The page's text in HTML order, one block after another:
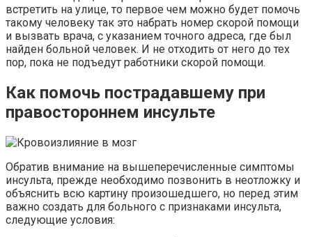
встретить на улице, то первое чем можно будет помочь
такому человеку так это набрать номер скорой помощи
и вызвать врача, с указанием точного адреса, где был
найден больной человек. И не отходить от него до тех
пор, пока не подъедут работники скорой помощи.
Как помочь пострадавшему при
правостороннем инсульте
Обратив внимание на вышеперечисленные симптомы
инсульта, прежде необходимо позвонить в неотложку и
объяснить всю картину произошедшего, но перед этим
важно создать для больного с признаками инсульта,
следующие условия: